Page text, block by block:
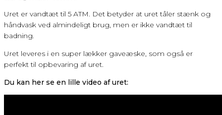
Uret er vandtæt til 5 ATM. Det betyder at uret tåler stænk og
håndvask ved almindeligt brug, men er ikke vandtæt til
badning.
Uret leveres i en super lækker gaveæske, som også er
perfekt til opbevaring af uret.
Du kan her se en lille video af uret: